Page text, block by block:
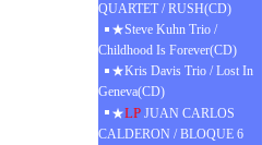
QUARTET / RUSH(CD)
★Steve Kuhn Trio /
Childhood Is Forever(CD)
★Kris Davis Trio / Lost In
Geneva(CD)
★LP JUAN CARLOS
CALDERON / BLOQUE 6